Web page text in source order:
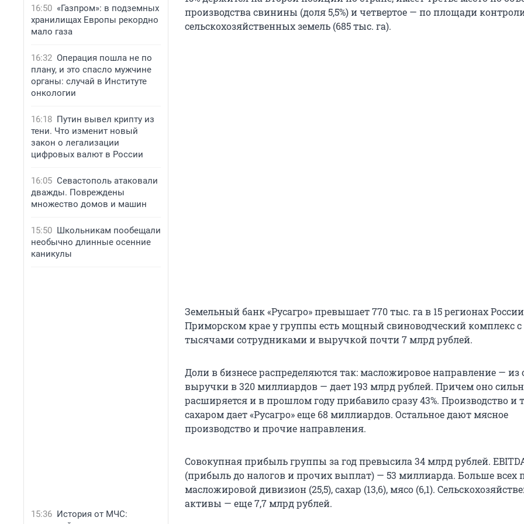
16:50 «Газпром»: в подземных
хранилищах Европы рекордно
мало газа
16:32 Операция пошла не по
плану, и это спасло мужчине
органы: случай в Институте
онкологии
16:18 Путин вывел крипту из
тени. Что изменит новый
закон о легализации
цифровых валют в России
16:05 Севастополь атаковали
дважды. Повреждены
множество домов и машин
15:50 Школьникам пообещали
необычно длинные осенние
каникулы
15:36 История от МЧС:
производства свинины (доля 5,5%) и четвертое — по площади
сельскохозяйственных земель (685 тыс. га).
Земельный банк «Русагро» превышает 770 тыс. га в 15 регионах
Приморском крае у группы есть мощный свиноводческий комплекс с
тысячами сотрудниками и выручкой почти 7 млрд рублей.
Доли в бизнесе распределяются так: масложировое направление — из
выручки в 320 миллиардов — дает 193 млрд рублей. Причем оно
расширяется и в прошлом году прибавило сразу 43%. Производство и
сахаром дает «Русагро» еще 68 миллиардов. Остальное дают мясное
производство и прочие направления.
Совокупная прибыль группы за год превысила 34 млрд рублей.
(прибыль до налогов и прочих выплат) — 53 миллиарда. Больше всех
масложировой дивизион (25,5), сахар (13,6), мясо (6,1).
активы — еще 7,7 млрд рублей.